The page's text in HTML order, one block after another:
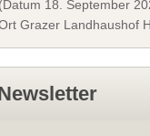
(Datum 18. September
Grazer Landhaushof